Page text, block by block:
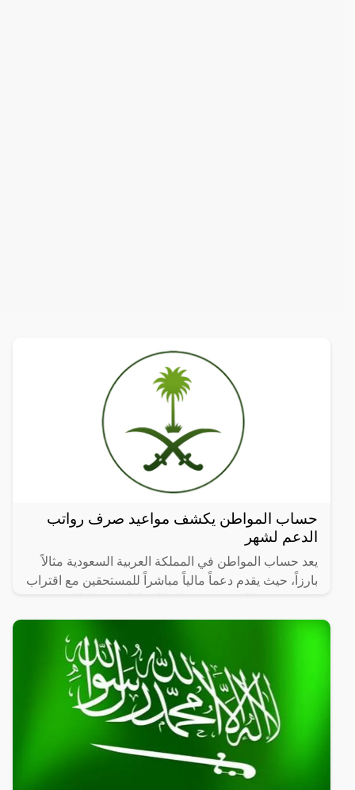
حساب المواطن يكشف مواعيد صرف رواتب
الدعم لشهر
يعد حساب المواطن في المملكة العربية السعودية مثالاً
بارزاً، حيث يقدم دعماً مالياً مباشراً للمستحقين مع اقتراب